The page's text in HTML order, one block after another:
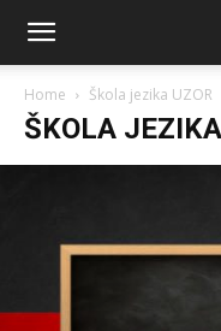
Home Škola jezika UZOR
ŠKOLA